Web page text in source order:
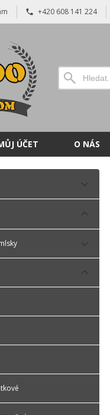
+420 608 141 224
ÚČET O NÁS